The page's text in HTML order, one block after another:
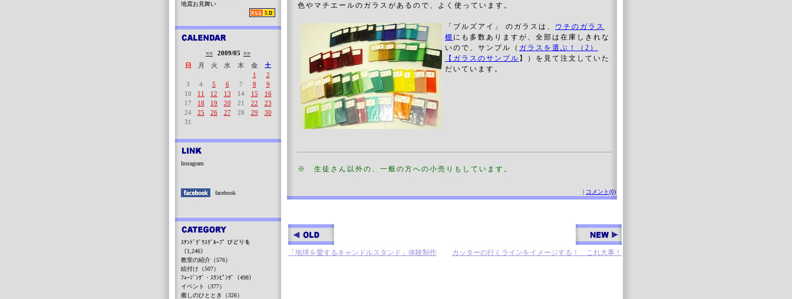
色やマチエールのガラスがあるので、よく使っています。
「ブルズアイ」 のガラスは、 ウチのガラス
棚 にも多数ありますが、全部は在庫しきれな
いので、サンプル（ ガラスを選ぶ！（2）
【ガラスのサンプル 】）を見て注文していた
だいています。
※ 生徒さん以外の、一般の方への小売りもしています。
| コメント(0)
「地球を愛するキャンドルスタンド」体験制作 カッターの行くラインをイメージする！ これ大事！
地震お見舞い
<< 2009/05 >>
日
月 火 水 木 金
土
1
2
3
4 5 6 7 8
9
10
11 12 13 14 15
16
17
18 19 20 21 22
23
24
25 26 27 28 29
30
31
Instagram
facebook
ｽﾃﾝﾄﾞｸﾞﾗｽｸﾞﾙｰﾌﾟ びどりを
（1,246）
教室の紹介（576）
絵付け（507）
ﾌｭｰｼﾞﾝｸﾞ・ｽﾗﾝﾋﾟﾝｸﾞ（498）
イベント（377）
癒しのひととき（326）